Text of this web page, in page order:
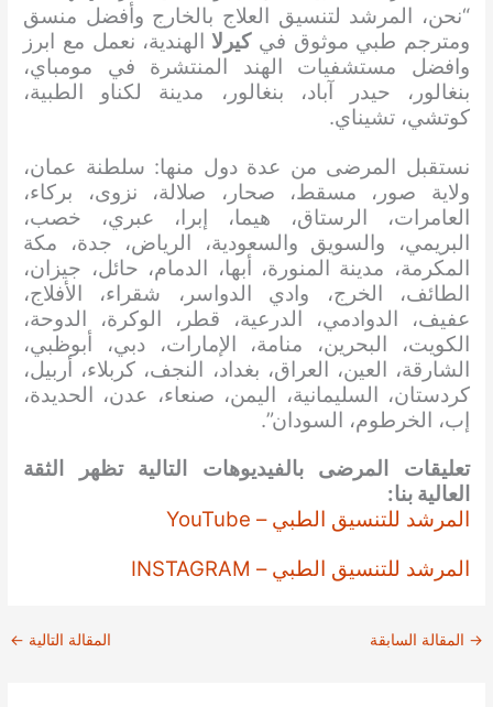
“نحن، المرشد لتنسيق العلاج بالخارج وأفضل منسق
ومترجم طبي موثوق في كيرلا الهندية، نعمل مع ابرز
وافضل مستشفيات الهند المنتشرة في مومباي،
بنغالور، حيدر آباد، بنغالور، مدينة لكناو الطبية،
كوتشي، تشيناي.
نستقبل المرضى من عدة دول منها: سلطنة عمان،
ولاية صور، مسقط، صحار، صلالة، نزوى، بركاء،
العامرات، الرستاق، هيما، إبرا، عبري، خصب،
البريمي، والسويق والسعودية، الرياض، جدة، مكة
المكرمة، مدينة المنورة، أبها، الدمام، حائل، جيزان،
الطائف، الخرج، وادي الدواسر، شقراء، الأفلاج،
عفيف، الدوادمي، الدرعية، قطر، الوكرة، الدوحة،
الكويت، البحرين، منامة، الإمارات، دبي، أبوظبي،
الشارقة، العين، العراق، بغداد، النجف، كربلاء، أربيل،
كردستان، السليمانية، اليمن، صنعاء، عدن، الحديدة،
إب، الخرطوم، السودان”.
تعليقات المرضى بالفيديوهات التالية تظهر الثقة
العالية بنا:
المرشد للتنسيق الطبي – YouTube
المرشد للتنسيق الطبي – INSTAGRAM
→ المقالة السابقة المقالة التالية ←